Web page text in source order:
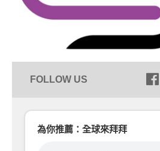
為你推薦：全球來拜拜